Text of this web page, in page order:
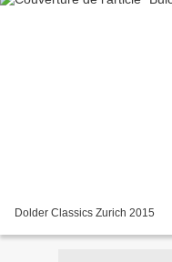
Dolder Classics Zurich 2015